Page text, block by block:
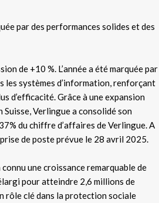
par des performances solides et des
de +10 %. L’année a été marquée par
les systèmes d’information, renforçant
d’efficacité. Grâce à une expansion
Verlingue a consolidé son
du chiffre d’affaires de Verlingue. A
de poste prévue le 28 avril 2025.
une croissance remarquable de
pour atteindre 2,6 millions de
rôle clé dans la protection sociale